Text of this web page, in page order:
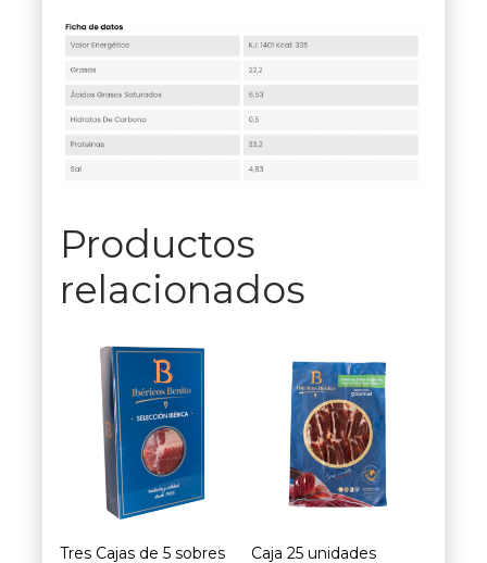
Productos
relacionados
Tres Cajas de 5 sobres
Caja 25 unidades